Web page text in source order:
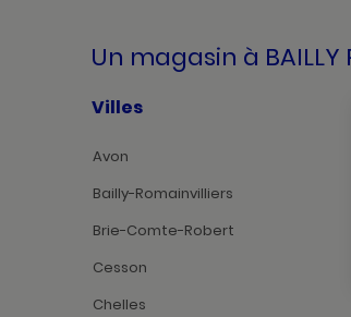
Un magasin à BAILLY
Villes
Avon
Bailly-Romainvilliers
Brie-Comte-Robert
Cesson
Chelles